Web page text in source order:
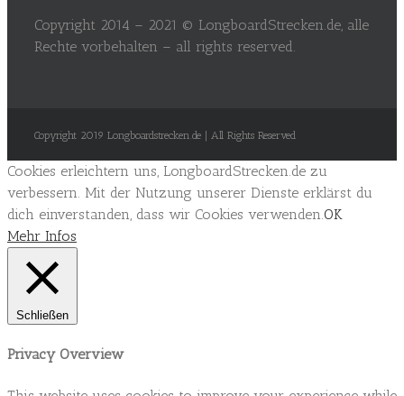
Copyright 2014 – 2021 © LongboardStrecken.de, alle
Rechte vorbehalten – all rights reserved.
Copyright 2019 Longboardstrecken.de | All Rights Reserved
Cookies erleichtern uns, LongboardStrecken.de zu
verbessern. Mit der Nutzung unserer Dienste erklärst du
dich einverstanden, dass wir Cookies verwenden.OK
Mehr Infos
Schließen
Privacy Overview